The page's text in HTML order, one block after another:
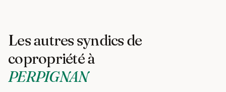
Les autres syndics de
copropriété à
PERPIGNAN